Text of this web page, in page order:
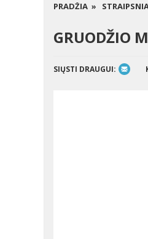
PRADŽIA »
GRUODŽIO
SIŲSTI DRAUGUI: